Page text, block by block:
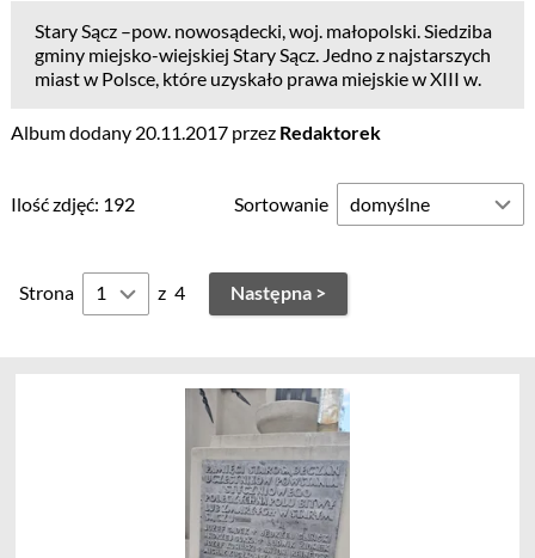
Stary Sącz –pow. nowosądecki, woj. małopolski. Siedziba
gminy miejsko-wiejskiej Stary Sącz. Jedno z najstarszych
miast w Polsce, które uzyskało prawa miejskie w XIII w.
Album dodany 20.11.2017 przez Redaktorek
Ilość zdjęć: 192 Sortowanie
Strona z 4 Następna >